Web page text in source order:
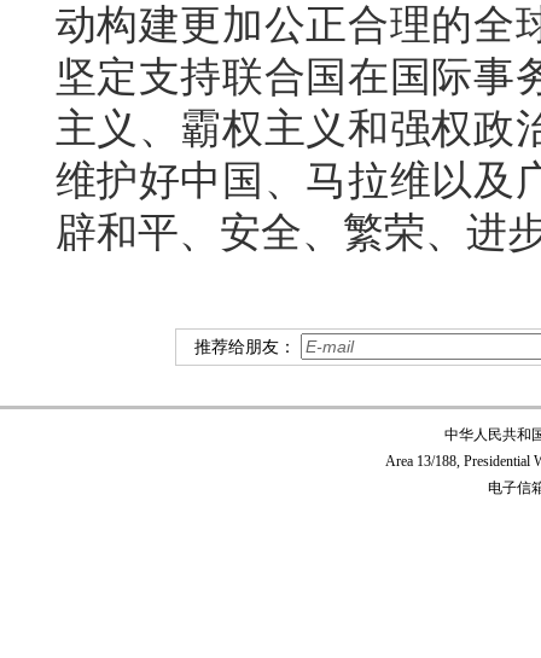
动构建更加公正合理的全
坚定支持联合国在国际事
主义、霸权主义和强权政
维护好中国、马拉维以及
辟和平、安全、繁荣、进
推荐给朋友：
中华人民共和
Area 13/188, Presidential
电子信